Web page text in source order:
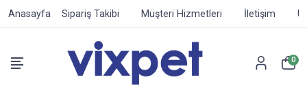
Anasayfa Sipariş Takibi Müşteri Hizmetleri İletişim
0